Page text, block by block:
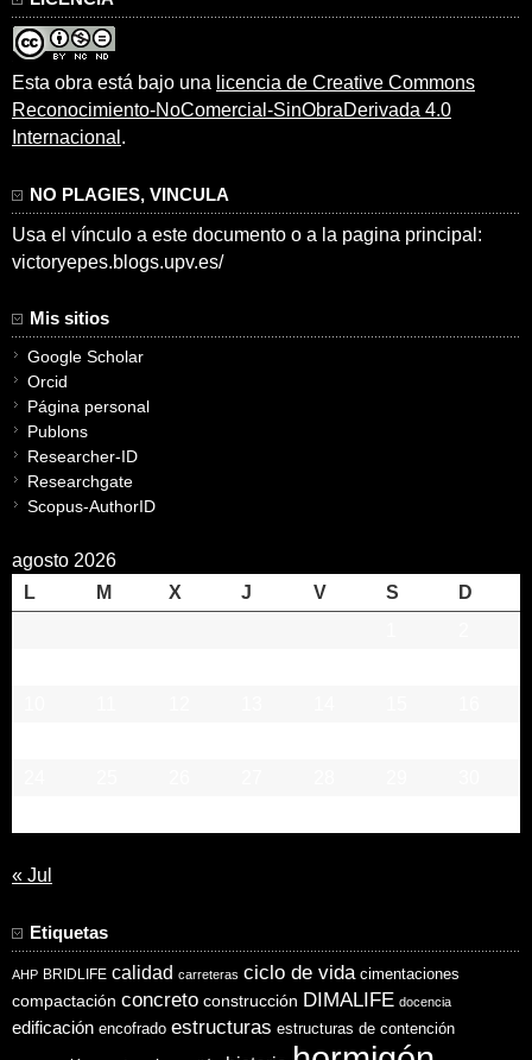
Esta obra está bajo una licencia de Creative Commons
Reconocimiento-NoComercial-SinObraDerivada 4.0
Internacional .
NO PLAGIES, VINCULA
Usa el vínculo a este documento o a la pagina principal:
victoryepes.blogs.upv.es/
Mis sitios
Google Scholar
Orcid
Página personal
Publons
Researcher-ID
Researchgate
Scopus-AuthorID
agosto 2026
L
M X J V S
D
« Jul
Etiquetas
AHP BRIDLIFE calidad carreteras ciclo de vida cimentaciones
compactación concreto construcción DIMALIFE docencia
edificación encofrado estructuras estructuras de contención